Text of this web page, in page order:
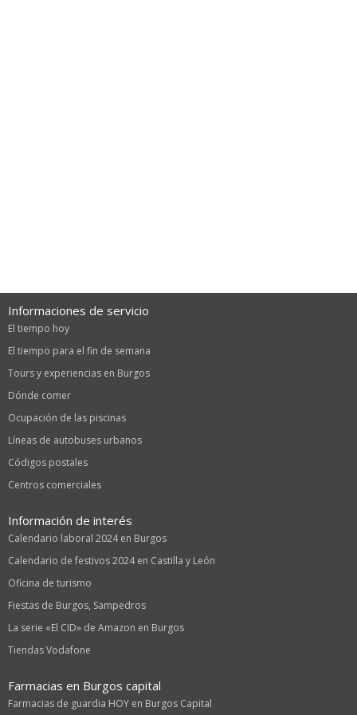
Informaciones de servicio
El tiempo hoy
El tiempo para el fin de semana
Tours y experiencias en Burgos
Dónde comer
Ocupación de las piscinas
Líneas de autobuses urbanos
Códigos postales
Centros comerciales
Información de interés
Calendario laboral 2024 en Burgos
Calendario de festivos 2024 en Castilla y León
Oficina de turismo
Fiestas de Burgos, Sampedros
La serie «El CID» de Amazon en Burgos
Tiendas Vodafone
Farmacias en Burgos capital
Farmacias de guardia HOY en Burgos Capital